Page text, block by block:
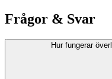
Frågor & Svar
Hur fungerar